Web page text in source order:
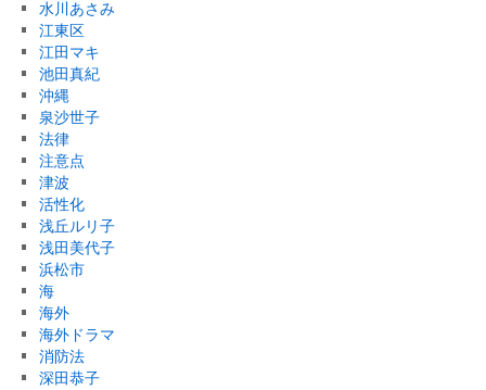
水川あさみ
江東区
江田マキ
池田真紀
沖縄
泉沙世子
法律
注意点
津波
活性化
浅丘ルリ子
浅田美代子
浜松市
海
海外
海外ドラマ
消防法
深田恭子